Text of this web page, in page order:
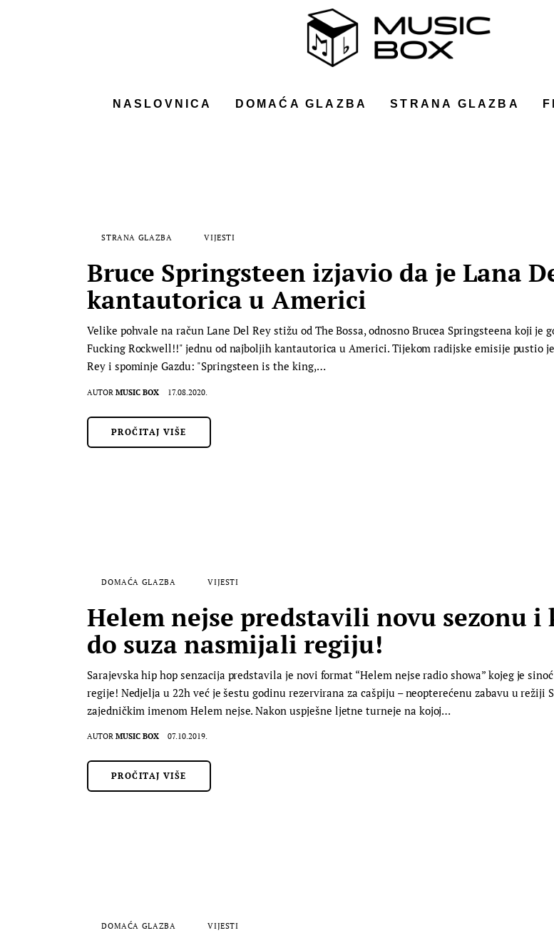
NASLOVNICA DOMAĆA GLAZBA STRANA GLAZBA
STRANA GLAZBA VIJESTI
Bruce Springsteen izjavio da je Lana
kantautorica u Americi
Velike pohvale na račun Lane Del Rey stižu od The Bossa, odnosno Brucea Springsteena koji
Fucking Rockwell!!" jednu od najboljih kantautorica u Americi. Tijekom radijske emisije pustio
Rey i spominje Gazdu: "Springsteen is the king,…
AUTOR MUSIC BOX 17.08.2020.
PROČITAJ VIŠE
DOMAĆA GLAZBA VIJESTI
Helem nejse predstavili novu sezonu
do suza nasmijali regiju!
Sarajevska hip hop senzacija predstavila je novi format “Helem nejse radio showa” kojeg je
regije! Nedjelja u 22h već je šestu godinu rezervirana za cašpiju – neopterećenu zabavu u
zajedničkim imenom Helem nejse. Nakon uspješne ljetne turneje na kojoj…
AUTOR MUSIC BOX 07.10.2019.
PROČITAJ VIŠE
DOMAĆA GLAZBA VIJESTI